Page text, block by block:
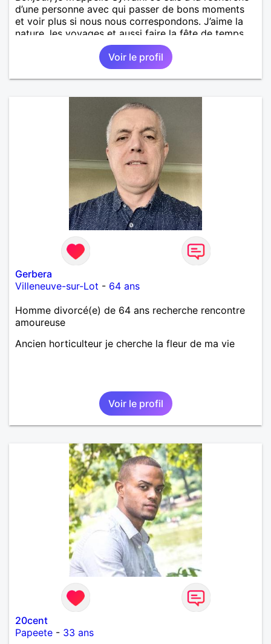
d’une personne avec qui passer de bons moments
et voir plus si nous nous correspondons. J’aime la
nature, les voyages et aussi faire la fête de temps
en temps ;-)Je suis papa d’un petit garçon de 7 ans
dont je m’occupe en garde alternée. J’aime à peu
près tous les styles de musique. (Oui je suis pas
trop fan de Jul). Je fais du sport pour garder la
Voir le profil
Gerbera
Villeneuve-sur-Lot - 64 ans
Homme divorcé(e) de 64 ans recherche rencontre
amoureuse
Ancien horticulteur je cherche la fleur de ma vie
Voir le profil
20cent
Papeete - 33 ans